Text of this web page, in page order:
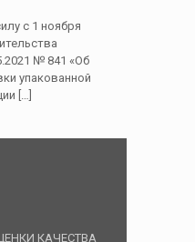
с 1 ноября
№ 841 «Об
упакованной
КАЧЕСТВА